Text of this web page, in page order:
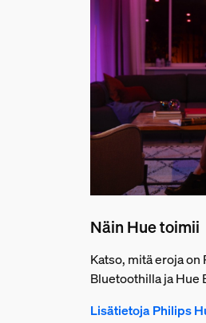
Näin Hue toimii
Katso, mitä eroja
Bluetoothilla ja Hue
Lisätietoja Philips